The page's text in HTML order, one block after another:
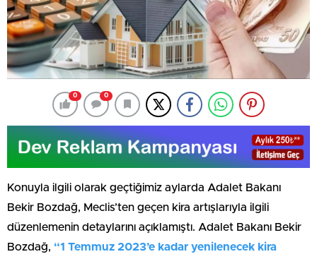
0 0
Konuyla ilgili olarak geçtiğimiz aylarda Adalet Bakanı
Bekir Bozdağ, Meclis’ten geçen kira artışlarıyla ilgili
düzenlemenin detaylarını açıklamıştı. Adalet Bakanı Bekir
Bozdağ, “1 Temmuz 2023’e kadar yenilenecek kira